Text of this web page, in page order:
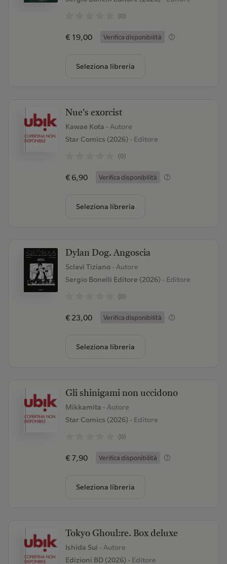
(0)
€ 19,00 Verifica disponibilità
Seleziona libreria
Nue's exorcist
Kawae Kota - Autore
Star Comics (2026)- Editore
(0)
€ 6,90 Verifica disponibilità
Seleziona libreria
Dylan Dog. Angoscia
Sclavi Tiziano - Autore
Sergio Bonelli Editore (2026)- Editore
(0)
€ 23,00 Verifica disponibilità
Seleziona libreria
Gli shinigami non uccidono
Mikkamita - Autore
Star Comics (2026)- Editore
(0)
€ 7,90 Verifica disponibilità
Seleziona libreria
Tokyo Ghoul:re. Box deluxe
Ishida Sui - Autore
Edizioni BD (2026)- Editore